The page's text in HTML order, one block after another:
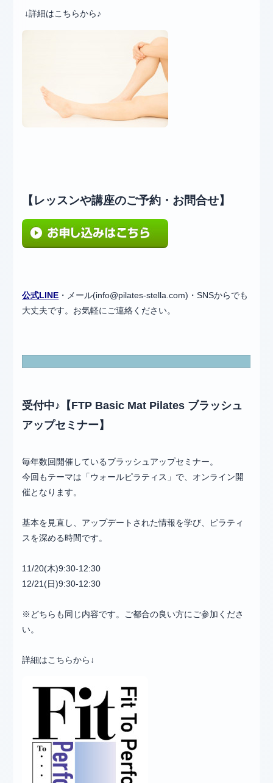
↓詳細はこちらから♪
【レッスンや講座のご予約・お問合せ】
公式LINE ・メール(info@pilates-stella.com)・SNSからでも
大丈夫です。お気軽にご連絡ください。
受付中♪【FTP Basic Mat Pilates ブラッシュ
アップセミナー】
毎年数回開催しているブラッシュアップセミナー。
今回もテーマは「ウォールピラティス」で、オンライン開
催となります。
基本を見直し、アップデートされた情報を学び、ピラティ
スを深める時間です。
11/20(木)9:30-12:30
12/21(日)9:30-12:30
※どちらも同じ内容です。ご都合の良い方にご参加くださ
い。
詳細はこちらから↓